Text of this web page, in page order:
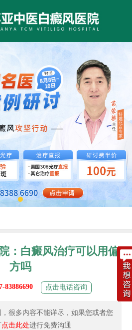
：白癜风治疗可以用偏
方吗
83886690 点击电话咨询
很多内容不能详尽，如果您或者您
点击此处进行免费沟通